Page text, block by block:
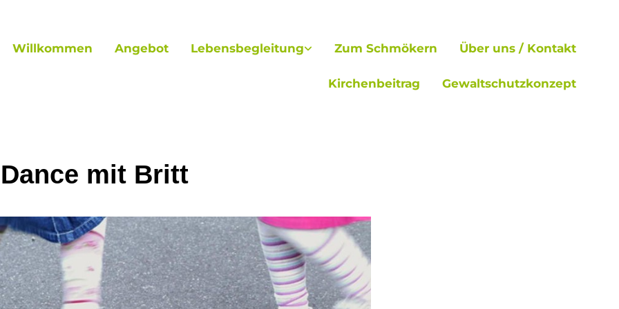
Willkommen Angebot Lebensbegleitung Zum Schmökern Über uns / Kontakt
Kirchenbeitrag Gewaltschutzkonzept
mit Britt